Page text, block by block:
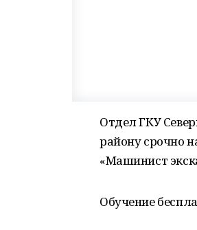
Отдел ГКУ
району срочно
«Машинист
Обучение